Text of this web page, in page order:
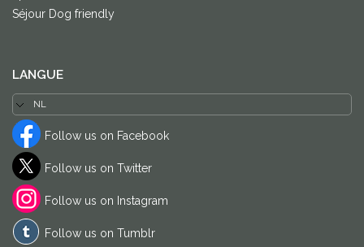
Séjour Dog friendly
LANGUE
Follow us on Facebook
Follow us on Twitter
Follow us on Instagram
Follow us on Tumblr